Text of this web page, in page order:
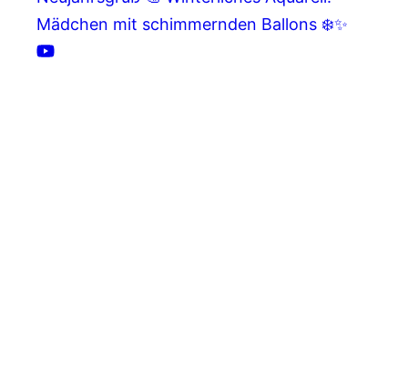
Mädchen mit schimmernden Ballons ❄️✨